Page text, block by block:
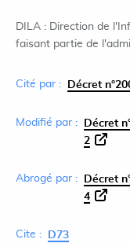
DILA : Direction de
faisant partie de
Cité par : Décret
Modifié par :
Décret
2
Abrogé par :
Décret
4
Cite : D73